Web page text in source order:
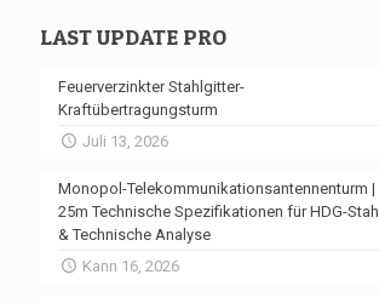
LAST UPDATE PRO
Feuerverzinkter Stahlgitter-
Kraftübertragungsturm
Juli 13, 2026
Monopol-Telekommunikationsantennenturm |
25m Technische Spezifikationen für HDG-Stahl
& Technische Analyse
Kann 16, 2026